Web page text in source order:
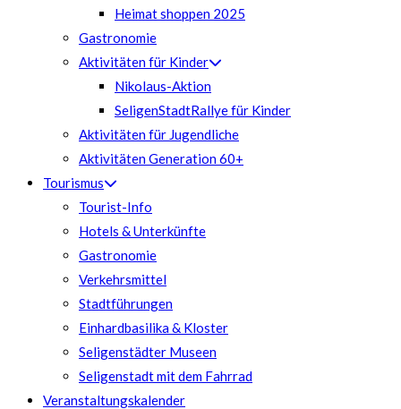
Heimat shoppen 2025
Gastronomie
Aktivitäten für Kinder
Nikolaus-Aktion
SeligenStadtRallye für Kinder
Aktivitäten für Jugendliche
Aktivitäten Generation 60+
Tourismus
Tourist-Info
Hotels & Unterkünfte
Gastronomie
Verkehrsmittel
Stadtführungen
Einhardbasilika & Kloster
Seligenstädter Museen
Seligenstadt mit dem Fahrrad
Veranstaltungskalender